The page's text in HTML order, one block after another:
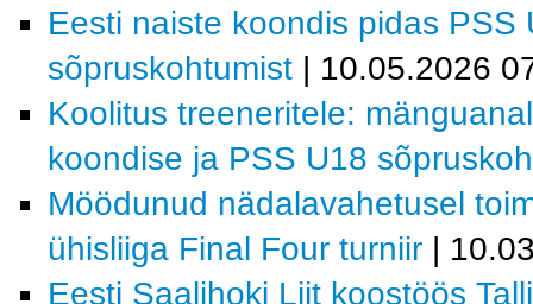
Eesti naiste koondis pidas
sõpruskohtumist | 10.05.2026
Koolitus treeneritele:
koondise ja PSS U18
Möödunud nädalavahetusel
ühisliiga Final Four turniir |
Eesti Saalihoki Liit koostöös